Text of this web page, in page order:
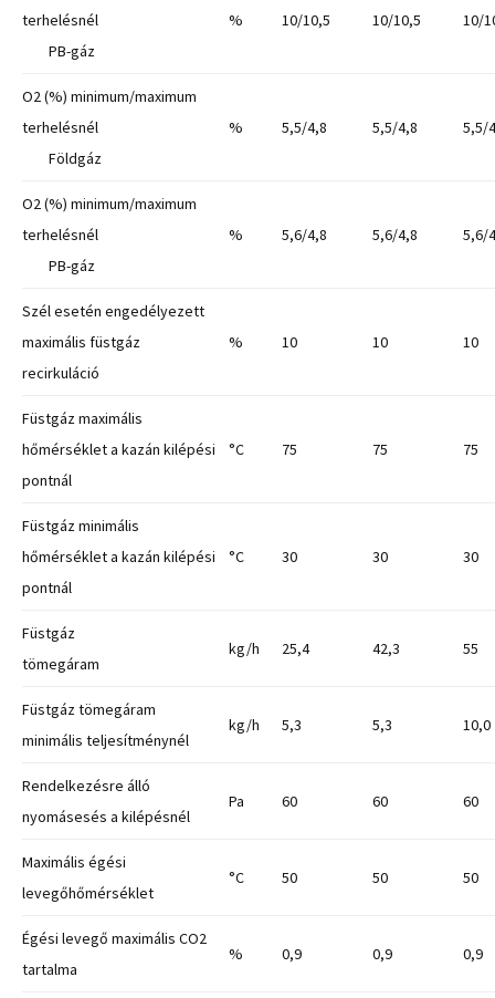
terhelésnél
PB-gáz
% 10/10,5 10/10,5 10/
O2 (%) minimum/maximum
terhelésnél
Földgáz
% 5,5/4,8 5,5/4,8 5,5/
O2 (%) minimum/maximum
terhelésnél
PB-gáz
% 5,6/4,8 5,6/4,8 5,6/
Szél esetén engedélyezett
maximális füstgáz
recirkuláció
% 10 10 10
Füstgáz maximális
hőmérséklet a kazán kilépési
pontnál
°C 75 75 75
Füstgáz minimális
hőmérséklet a kazán kilépési
pontnál
°C 30 30 30
Füstgáz
tömegáram
kg/h 25,4 42,3 55
Füstgáz tömegáram
minimális teljesítménynél
kg/h 5,3 5,3 10,0
Rendelkezésre álló
nyomásesés a kilépésnél
Pa 60 60 60
Maximális égési
levegőhőmérséklet
°C 50 50 50
Égési levegő maximális CO2
tartalma
% 0,9 0,9 0,9